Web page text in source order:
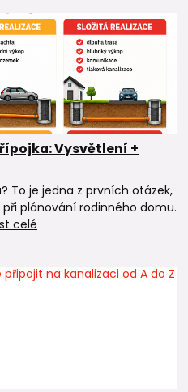
Vysvětlení +
To je jedna z prvních otázek,
plánování rodinného domu.
celé